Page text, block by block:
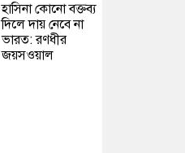
হাসিনা কোনো বক্তব্য
দিলে দায় নেবে না
ভারত: রণধীর
জয়সওয়াল